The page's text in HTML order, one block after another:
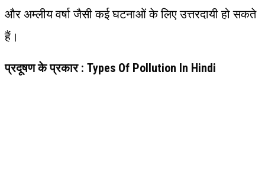
और अम्लीय वर्षा जैसी कई घटनाओं के लिए उत्तरदायी हो सकते
हैं।
प्रदूषण के प्रकार : Types Of Pollution In Hindi